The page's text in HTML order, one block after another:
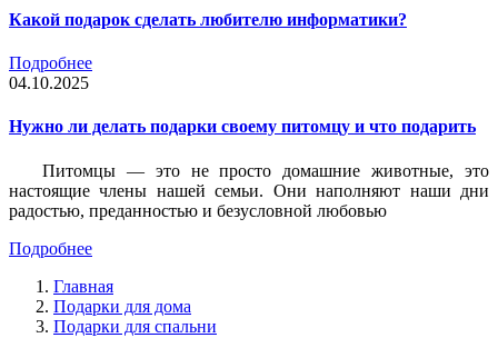
Какой подарок сделать любителю информатики?
Подробнее
04.10.2025
Нужно ли делать подарки своему питомцу и что подарить
Питомцы — это не просто домашние животные, это
настоящие члены нашей семьи. Они наполняют наши дни
радостью, преданностью и безусловной любовью
Подробнее
Главная
Подарки для дома
Подарки для спальни